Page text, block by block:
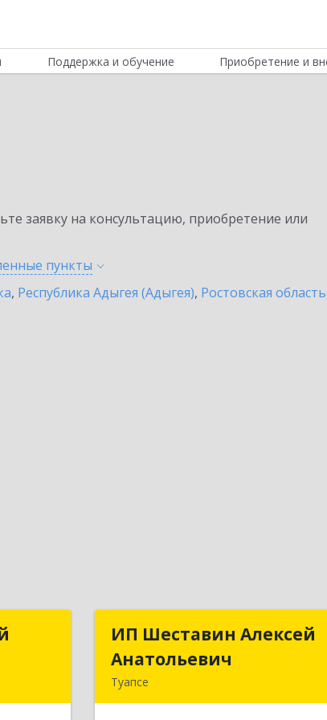
Поддержка и обучение Приобретение и
заявку на консультацию, приобретение или
пункты
, Республика Адыгея (Адыгея), Ростовская область
ИП Шеставин Алексей
Анатольевич
Туапсе
ИП Шеставин